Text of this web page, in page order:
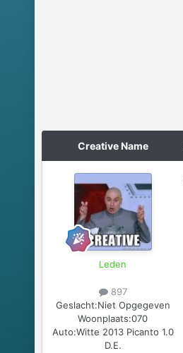
Creative Name
Leden
897
Geslacht:Niet Opgegeven
Woonplaats:070
Auto:Witte 2013 Picanto 1.0
D.E.